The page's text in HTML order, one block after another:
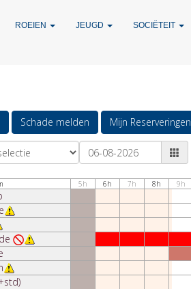
ROEIEN JEUGD SOCIËTEIT
Schade melden Mijn Reserveringen
5h 6h 7h 8h 9h